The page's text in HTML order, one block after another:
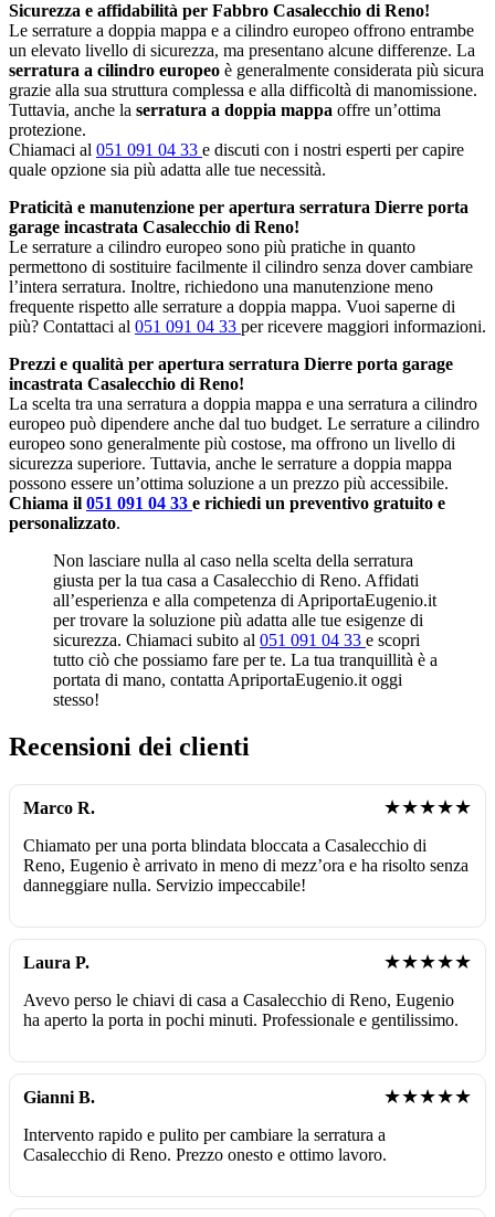
Sicurezza e affidabilità per Fabbro Casalecchio di Reno!
Le serrature a doppia mappa e a cilindro europeo offrono entrambe
un elevato livello di sicurezza, ma presentano alcune differenze. La
serratura a cilindro europeo è generalmente considerata più sicura
grazie alla sua struttura complessa e alla difficoltà di manomissione.
Tuttavia, anche la serratura a doppia mappa offre un’ottima
protezione.
Chiamaci al 051 091 04 33 e discuti con i nostri esperti per capire
quale opzione sia più adatta alle tue necessità.
Praticità e manutenzione per apertura serratura Dierre porta
garage incastrata Casalecchio di Reno!
Le serrature a cilindro europeo sono più pratiche in quanto
permettono di sostituire facilmente il cilindro senza dover cambiare
l’intera serratura. Inoltre, richiedono una manutenzione meno
frequente rispetto alle serrature a doppia mappa. Vuoi saperne di
più? Contattaci al 051 091 04 33 per ricevere maggiori informazioni.
Prezzi e qualità per apertura serratura Dierre porta garage
incastrata Casalecchio di Reno!
La scelta tra una serratura a doppia mappa e una serratura a cilindro
europeo può dipendere anche dal tuo budget. Le serrature a cilindro
europeo sono generalmente più costose, ma offrono un livello di
sicurezza superiore. Tuttavia, anche le serrature a doppia mappa
possono essere un’ottima soluzione a un prezzo più accessibile.
Chiama il 051 091 04 33 e richiedi un preventivo gratuito e
personalizzato.
Non lasciare nulla al caso nella scelta della serratura
giusta per la tua casa a Casalecchio di Reno. Affidati
all’esperienza e alla competenza di ApriportaEugenio.it
per trovare la soluzione più adatta alle tue esigenze di
sicurezza. Chiamaci subito al 051 091 04 33 e scopri
tutto ciò che possiamo fare per te. La tua tranquillità è a
portata di mano, contatta ApriportaEugenio.it oggi
stesso!
Recensioni dei clienti
Marco R. ★★★★★
Chiamato per una porta blindata bloccata a Casalecchio di
Reno, Eugenio è arrivato in meno di mezz’ora e ha risolto senza
danneggiare nulla. Servizio impeccabile!
Laura P. ★★★★★
Avevo perso le chiavi di casa a Casalecchio di Reno, Eugenio
ha aperto la porta in pochi minuti. Professionale e gentilissimo.
Gianni B. ★★★★★
Intervento rapido e pulito per cambiare la serratura a
Casalecchio di Reno. Prezzo onesto e ottimo lavoro.